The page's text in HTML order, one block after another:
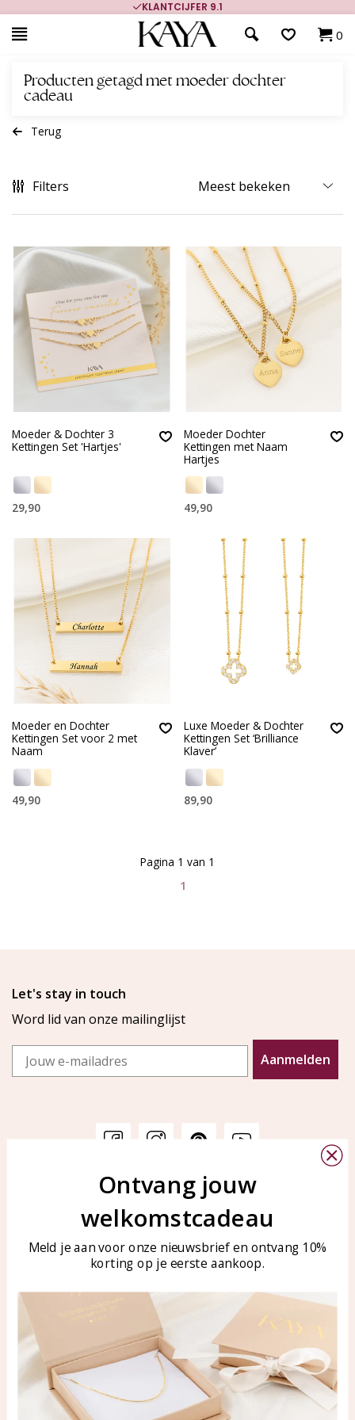
KLANTCIJFER 9.1
0
Producten getagd met moeder dochter
cadeau
Terug
Filters
Moeder & Dochter 3
Kettingen Set 'Hartjes'
29,90
Moeder Dochter
Kettingen met Naam
Hartjes
49,90
Moeder en Dochter
Kettingen Set voor 2 met
Naam
49,90
Luxe Moeder & Dochter
Kettingen Set ‘Brilliance
Klaver’
89,90
1
Pagina 1 van 1
Let's stay in touch
Word lid van onze mailinglijst
Email
Aanmelden
Veelgestelde vragen
Sieraden onderhouden
KAYA Sieraden
Bellen of WhatsApp Ma-Vr
tussen 09:00-17:00
Tel: 0850003187
WhatsApp: 0850003187
klantenservice@kayasierade
Producten
Alle producten
KAYA Sieraden
Over ons
Ontvang jouw
welkomstcadeau
Meld je aan voor onze nieuwsbrief en ontvang 10%
korting op je eerste aankoop.